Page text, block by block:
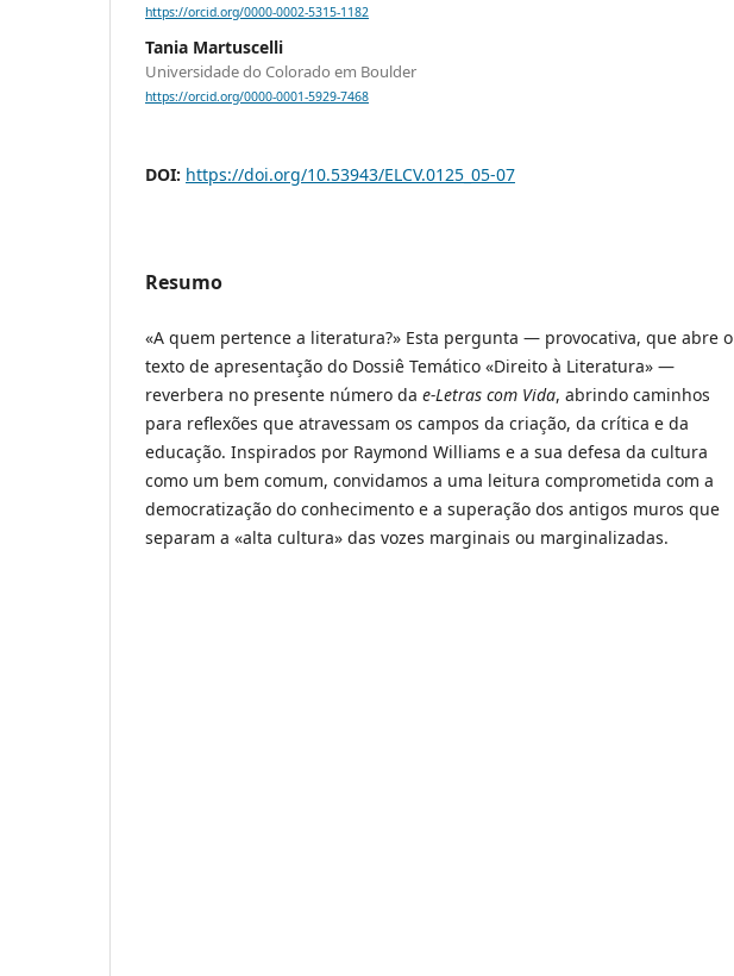
https://orcid.org/0000-0002-5315-1182
Tania Martuscelli
Universidade do Colorado em Boulder
https://orcid.org/0000-0001-5929-7468
DOI: https://doi.org/10.53943/ELCV.0125_05-07
Resumo
«A quem pertence a literatura?» Esta pergunta — provocativa, que abre o
texto de apresentação do Dossiê Temático «Direito à Literatura» —
reverbera no presente número da e-Letras com Vida, abrindo caminhos
para reflexões que atravessam os campos da criação, da crítica e da
educação. Inspirados por Raymond Williams e a sua defesa da cultura
como um bem comum, convidamos a uma leitura comprometida com a
democratização do conhecimento e a superação dos antigos muros que
separam a «alta cultura» das vozes marginais ou marginalizadas.